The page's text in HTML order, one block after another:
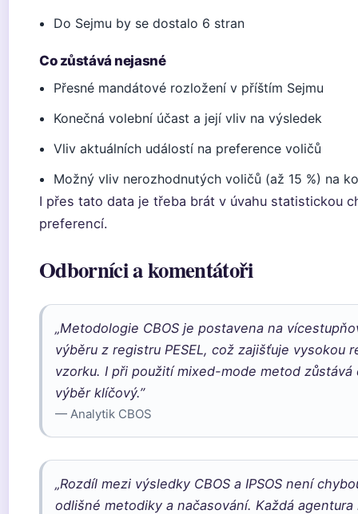
Do Sejmu by se dostalo 6 stran
Co zůstává nejasné
Přesné mandátové rozložení v příštím Sejmu
Konečná volební účast a její vliv na výsledek
Vliv aktuálních událostí na preference voličů
Možný vliv nerozhodnutých voličů (až 15 %) na
I přes tato data je třeba brát v úvahu statistickou
preferencí.
Odborníci a komentátoři
„Metodologie CBOS je postavena na
výběru z registru PESEL, což zajišťuje vysokou
vzorku. I při použití mixed-mode metod zůstává
výběr klíčový.”
— Analytik CBOS
„Rozdíl mezi výsledky CBOS a IPSOS není
odlišné metodiky a načasování. Každá